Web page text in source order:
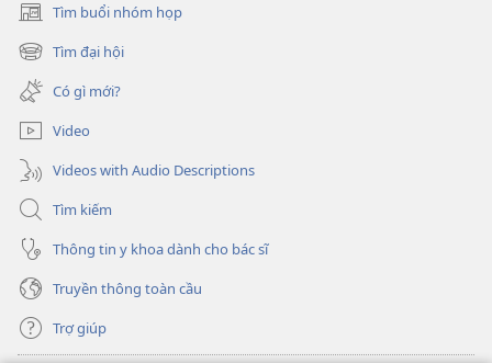
Tìm buổi nhóm họp
(mở
cửa
sổ
mới)
Tìm đại hội
(mở
cửa
sổ
mới)
Có gì mới?
Video
Videos with Audio Descriptions
Tìm kiếm
Thông tin y khoa dành cho bác sĩ
Truyền thông toàn cầu
Trợ giúp